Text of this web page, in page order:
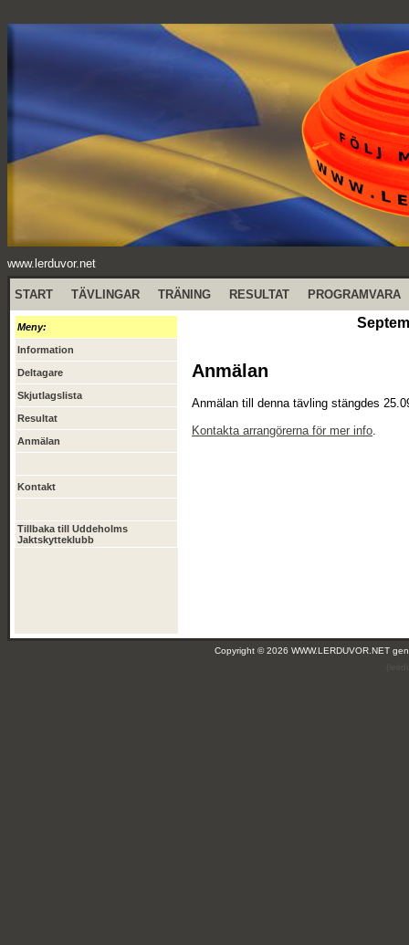
www.lerduvor.net
START TÄVLINGAR TRÄNING RESULTAT PROGRAMVARA
Meny:
Information
Deltagare
Skjutlagslista
Resultat
Anmälan
Kontakt
Tillbaka till Uddeholms
Jaktskytteklubb
Anmälan
Anmälan till denna tävling stängdes
Kontakta arrangörerna för mer info.
Copyright © 2026 WWW.LERDUVOR.NET